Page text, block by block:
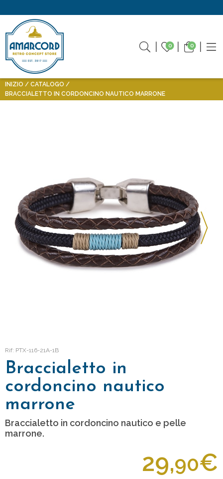
0 0
INIZIO
CATALOGO
BRACCIALETTO IN CORDONCINO NAUTICO MARRONE
Rif: PTX-116-21A-1B
Braccialetto in
cordoncino nautico
marrone
Braccialetto in cordoncino nautico e pelle
marrone.
29,90€